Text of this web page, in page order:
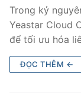
Trong kỷ
Yeastar Cloud
để tối ưu hóa
ĐỌC THÊM ←